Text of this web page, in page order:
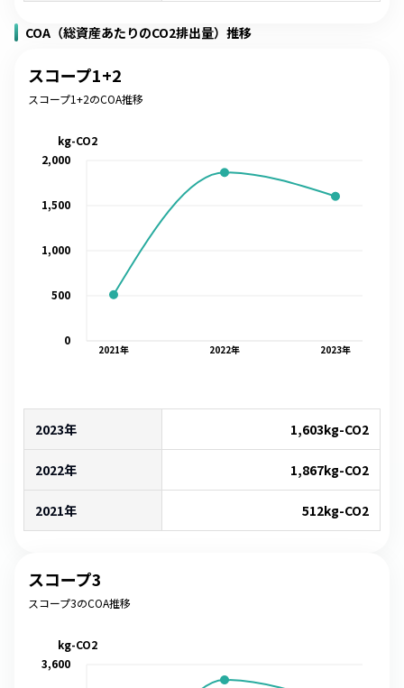
COA（総資産あたりのCO2排出量）推移
スコープ1+2
スコープ1+2のCOA推移
2021年 2022年 2023年
0
500
1,000
1,500
2,000
kg-CO2
2023年 1,603kg-CO2
2022年 1,867kg-CO2
2021年 512kg-CO2
スコープ3
スコープ3のCOA推移
3,600
kg-CO2